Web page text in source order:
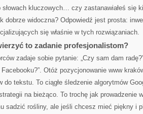
słowach kluczowych… czy zastanawiałeś się
dobrze widoczna? Odpowiedź jest prosta:
się właśnie w tych rozwiązaniach.
to zadanie profesjonalistom?
zadaje sobie pytanie: „Czy sam dam
Otóż pozycjonowanie www
do tekstu. To ciągłe śledzenie algorytmów
na bieżąco. To trochę jak prowadzenie
sadzić rośliny, ale jeśli chcesz mieć piękny i